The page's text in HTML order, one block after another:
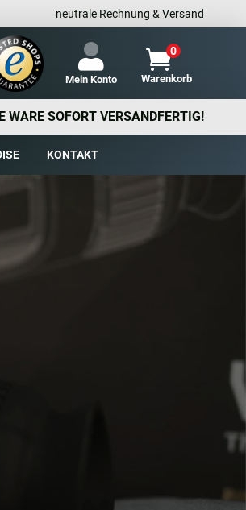
neutrale Rechnung & Versand
Mein Konto
0
Warenkorb
WARE SOFORT VERSANDFERTIG!
KONTAKT